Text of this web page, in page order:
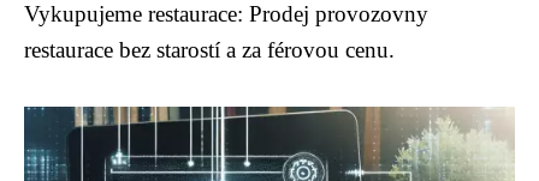
Vykupujeme restaurace: Prodej provozovny
restaurace bez starostí a za férovou cenu.